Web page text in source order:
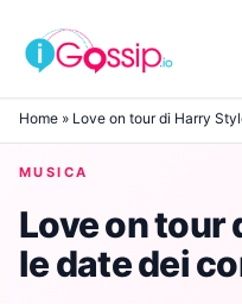
Skip to content
Home » Love on tour di Harry
MUSICA
Love on tour
le date dei